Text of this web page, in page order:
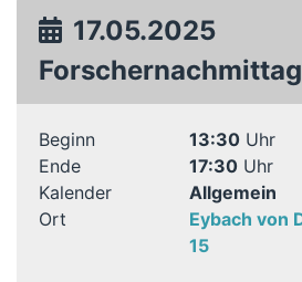
17.05.2025
Forschernachmittag
Beginn 13:30Uhr
Ende
17:30Uhr
Kalender
Allgemein
Ort
Eybach von
15